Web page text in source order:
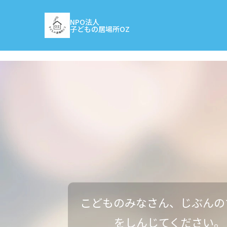
NPO法人
子どもの居場所OZ
こどものみなさん、じぶん
をしんじてください。